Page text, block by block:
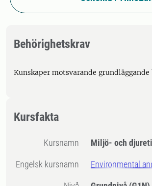
Behörighetskrav
Kunskaper motsvarande grundläggande
Kursfakta
Kursnamn Miljö- och
Engelsk kursnamn Environmental